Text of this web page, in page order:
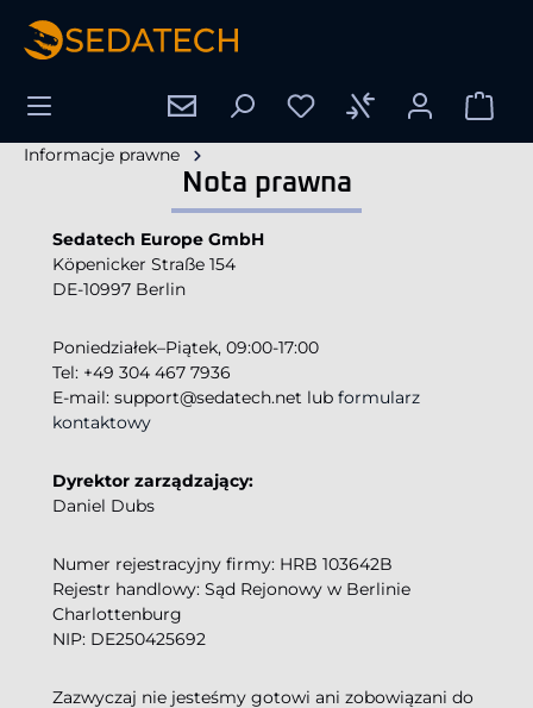
zawartości
Informacje prawne
Nota prawna
Sedatech Europe GmbH
Köpenicker Straße 154
DE-10997 Berlin
Poniedziałek–Piątek, 09:00-17:00
Tel: +49 304 467 7936
E-mail: support@sedatech.net lub formularz
kontaktowy
Dyrektor zarządzający:
Daniel Dubs
Numer rejestracyjny firmy: HRB 103642B
Rejestr handlowy: Sąd Rejonowy w Berlinie
Charlottenburg
NIP: DE250425692
Zazwyczaj nie jesteśmy gotowi ani zobowiązani do